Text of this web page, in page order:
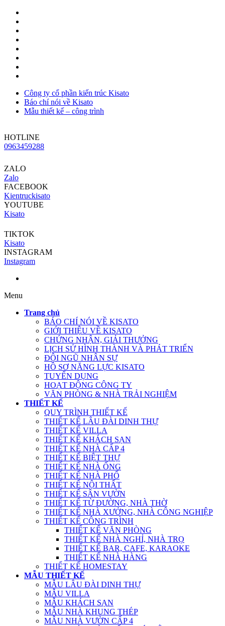
Công ty cổ phần kiến trúc Kisato
Báo chí nói về Kisato
Mẫu thiết kế – công trình
HOTLINE
0963459288
ZALO
Zalo
FACEBOOK
Kientruckisato
YOUTUBE
Kisato
TIKTOK
Kisato
INSTAGRAM
Instagram
Menu
Trang chủ
BÁO CHÍ NÓI VỀ KISATO
GIỚI THIỆU VỀ KISATO
CHỨNG NHẬN, GIẢI THƯỞNG
LỊCH SỬ HÌNH THÀNH VÀ PHÁT TRIỂN
ĐỘI NGŨ NHÂN SỰ
HỒ SƠ NĂNG LỰC KISATO
TUYỂN DỤNG
HOẠT ĐỘNG CÔNG TY
VĂN PHÒNG & NHÀ TRẢI NGHIỆM
THIẾT KẾ
QUY TRÌNH THIẾT KẾ
THIẾT KẾ LÂU ĐÀI DINH THỰ
THIẾT KẾ VILLA
THIẾT KẾ KHÁCH SẠN
THIẾT KẾ NHÀ CẤP 4
THIẾT KẾ BIỆT THỰ
THIẾT KẾ NHÀ ỐNG
THIẾT KẾ NHÀ PHỐ
THIẾT KẾ NỘI THẤT
THIẾT KẾ SÂN VƯỜN
THIẾT KẾ TỪ ĐƯỜNG, NHÀ THỜ
THIẾT KẾ NHÀ XƯỞNG, NHÀ CÔNG NGHIỆP
THIẾT KẾ CÔNG TRÌNH
THIẾT KẾ VĂN PHÒNG
THIẾT KẾ NHÀ NGHỈ, NHÀ TRỌ
THIẾT KẾ BAR, CAFE, KARAOKE
THIẾT KẾ NHÀ HÀNG
THIẾT KẾ HOMESTAY
MẪU THIẾT KẾ
MẪU LÂU ĐÀI DINH THỰ
MẪU VILLA
MẪU KHÁCH SẠN
MẪU NHÀ KHUNG THÉP
MẪU NHÀ VƯỜN CẤP 4